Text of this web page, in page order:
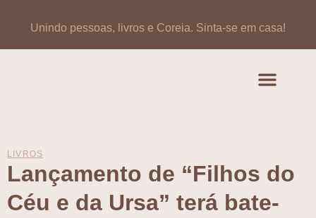
Unindo pessoas, livros e Coreia. Sinta-se em casa!
LIVROS
Lançamento de “Filhos do
Céu e da Ursa” terá bate-